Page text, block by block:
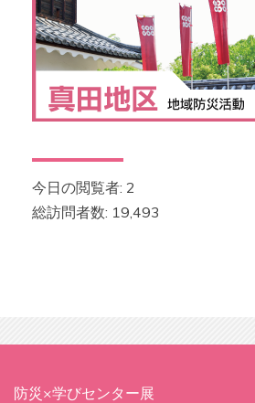
今日の閲覧者: 2
総訪問者数: 19,493
防災×学びセンター展